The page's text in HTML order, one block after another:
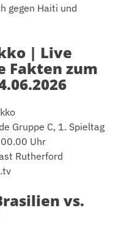
gegen Haiti und
| Live
Fakten zum
Gruppe C, 1. Spieltag
Uhr
Rutherford
vs.